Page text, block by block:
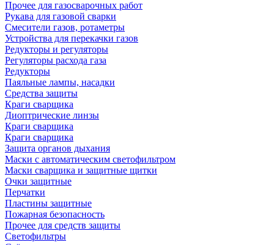
Прочее для газосварочных работ
Рукава для газовой сварки
Смесители газов, ротаметры
Устройства для перекачки газов
Редукторы и регуляторы
Регуляторы расхода газа
Редукторы
Паяльные лампы, насадки
Средства защиты
Краги сварщика
Диоптрические линзы
Краги сварщика
Краги сварщика
Защита органов дыхания
Маски с автоматическим светофильтром
Маски сварщика и защитные щитки
Очки защитные
Перчатки
Пластины защитные
Пожарная безопасность
Прочее для средств защиты
Светофильтры